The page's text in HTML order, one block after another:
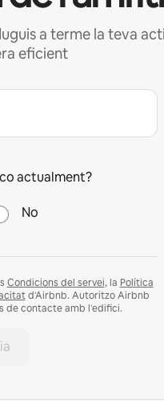
a terme la teva
eficient
actualment?
No
Condicions del servei, la Política
d'Airbnb. Autoritzo Airbnb
de contacte amb l'edifici.